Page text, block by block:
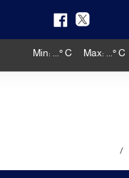
Max: ° C
Min: ° C